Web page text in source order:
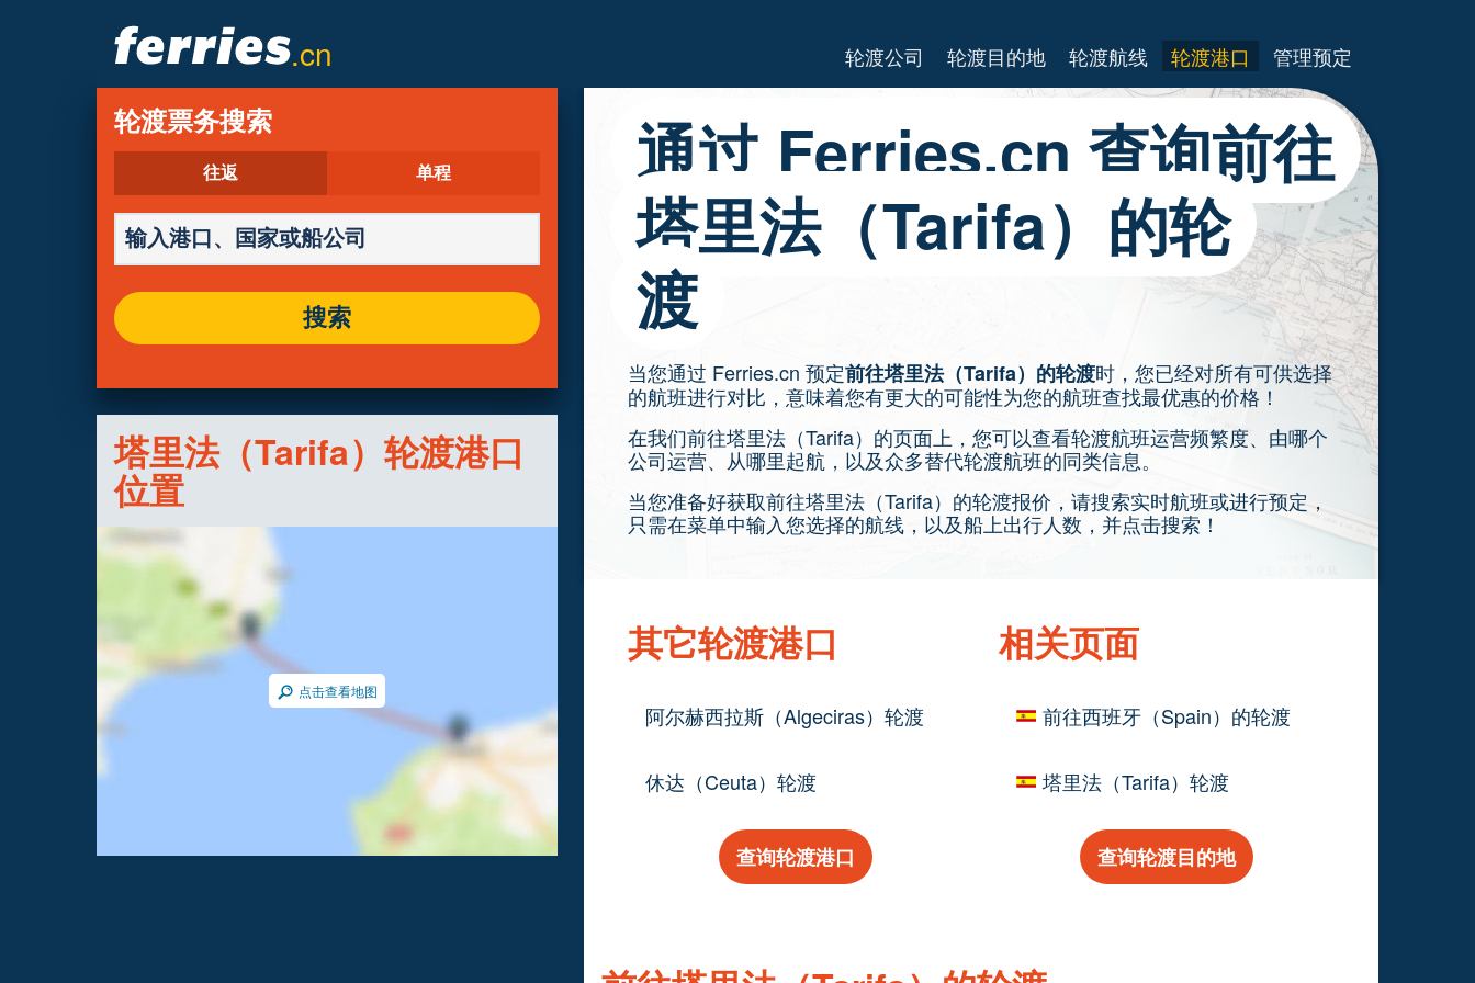
.cn 轮渡公司 轮渡目的地 轮渡航线 轮渡港口 管理预定
轮渡票务搜索
往返 单程
搜索
塔里法（Tarifa）轮渡港口
位置
点击查看地图
通过 Ferries.cn 查询前往
塔里法（Tarifa）的轮
渡
当您通过 Ferries.cn 预定前往塔里法（Tarifa）的轮渡时，您已经对所有可供选择
的航班进行对比，意味着您有更大的可能性为您的航班查找最优惠的价格！
在我们前往塔里法（Tarifa）的页面上，您可以查看轮渡航班运营频繁度、由哪个
公司运营、从哪里起航，以及众多替代轮渡航班的同类信息。
当您准备好获取前往塔里法（Tarifa）的轮渡报价，请搜索实时航班或进行预定，
只需在菜单中输入您选择的航线，以及船上出行人数，并点击搜索！
其它轮渡港口
阿尔赫西拉斯（Algeciras）轮渡
休达（Ceuta）轮渡
查询轮渡港口
相关页面
前往西班牙（Spain）的轮渡
塔里法（Tarifa）轮渡
查询轮渡目的地